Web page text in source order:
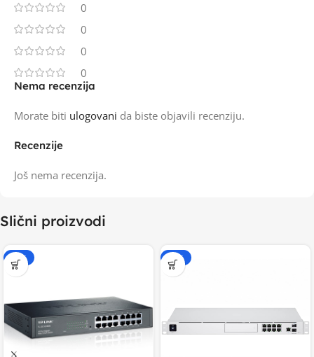
0
0
0
0
Recenzije
Još nema recenzija.
Nema recenzija
Morate biti ulogovani da biste objavili recenziju.
Slični proizvodi
-15% -20%